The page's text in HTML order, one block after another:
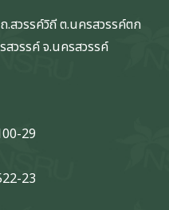
.สวรรค์วิถี ต.นครสวรรค์ตก
สวรรค์ จ.นครสวรรค์
29
23